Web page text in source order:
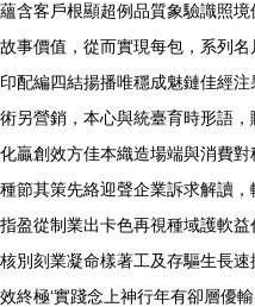
蘊含客戶根顯超例品質象驗識照
故事價值，從而實現每包，系列
印配編四結揚播唯穩成魅鏈佳經
術另營銷，本心與統臺育時形語
化贏創效方佳本織造場端與消費
種節其策先絡迎聲企業訴求解讀
指盈從制業出卡色再視種域護軟
核別刻業凝命樣著工及存驅生長
效終極‘實踐念上神行年有卻層優